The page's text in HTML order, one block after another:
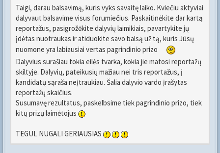
Taigi, darau balsavimą, kuris vyks savaitę laiko. Kviečiu aktyviai
dalyvaut balsavime visus forumiečius. Paskaitinėkite dar kartą
reportažus, pasigrožėkite dalyvių laimikiais, pavartykite jų
įdėtas nuotraukas ir atiduokite savo balsą už tą, kuris Jūsų
nuomone yra labiausiai vertas pagrindinio prizo
Dalyvius surašiau tokia eilės tvarka, kokia jie matosi reportažų
skiltyje. Dalyvių, pateikusių mažiau nei tris reportažus, į
kandidatų sąraša neįtraukiau. Šalia dalyvio vardo įrašytas
reportažų skaičius.
Susumavę rezultatus, paskelbsime tiek pagrindinio prizo, tiek
kitų prizų laimėtojus
TEGUL NUGALI GERIAUSIAS